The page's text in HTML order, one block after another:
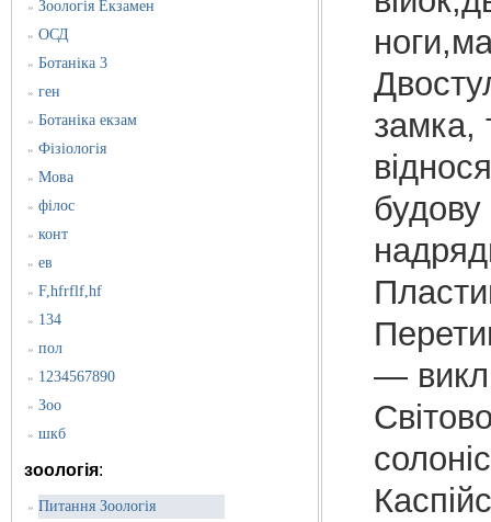
» Зоологія Екзамен
» ОСД
» Ботаніка 3
» ген
» Ботаніка екзам
» Фізіологія
» Мова
» філос
» конт
» ев
» F,hfrflf,hf
» 134
» пол
» 1234567890
» Зоо
» шкб
зоологія:
» Питання Зоологія
замка,
—